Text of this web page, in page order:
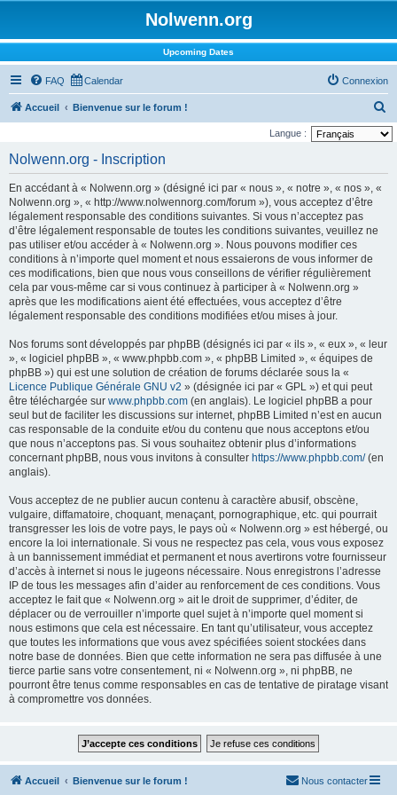
Nolwenn.org
Upcoming Dates
FAQ Calendar Connexion
Accueil Bienvenue sur le forum !
e
Langue :
Nolwenn.org - Inscription
En accédant à « Nolwenn.org » (désigné ici par « nous », « notre », « nos », «
Nolwenn.org », « http://www.nolwennorg.com/forum »), vous acceptez d’être
légalement responsable des conditions suivantes. Si vous n’acceptez pas
d’être légalement responsable de toutes les conditions suivantes, veuillez ne
pas utiliser et/ou accéder à « Nolwenn.org ». Nous pouvons modifier ces
conditions à n’importe quel moment et nous essaierons de vous informer de
ces modifications, bien que nous vous conseillons de vérifier régulièrement
cela par vous-même car si vous continuez à participer à « Nolwenn.org »
après que les modifications aient été effectuées, vous acceptez d’être
légalement responsable des conditions modifiées et/ou mises à jour.
Nos forums sont développés par phpBB (désignés ici par « ils », « eux », « leur
», « logiciel phpBB », « www.phpbb.com », « phpBB Limited », « équipes de
phpBB ») qui est une solution de création de forums déclarée sous la «
Licence Publique Générale GNU v2 » (désignée ici par « GPL ») et qui peut
être téléchargée sur www.phpbb.com (en anglais). Le logiciel phpBB a pour
seul but de faciliter les discussions sur internet, phpBB Limited n’est en aucun
cas responsable de la conduite et/ou du contenu que nous acceptons et/ou
que nous n’acceptons pas. Si vous souhaitez obtenir plus d’informations
concernant phpBB, nous vous invitons à consulter https://www.phpbb.com/(en
anglais).
Vous acceptez de ne publier aucun contenu à caractère abusif, obscène,
vulgaire, diffamatoire, choquant, menaçant, pornographique, etc. qui pourrait
transgresser les lois de votre pays, le pays où « Nolwenn.org » est hébergé, ou
encore la loi internationale. Si vous ne respectez pas cela, vous vous exposez
à un bannissement immédiat et permanent et nous avertirons votre fournisseur
d’accès à internet si nous le jugeons nécessaire. Nous enregistrons l’adresse
IP de tous les messages afin d’aider au renforcement de ces conditions. Vous
acceptez le fait que « Nolwenn.org » ait le droit de supprimer, d’éditer, de
déplacer ou de verrouiller n’importe quel sujet à n’importe quel moment si
nous estimons que cela est nécessaire. En tant qu’utilisateur, vous acceptez
que toutes les informations que vous avez spécifiées soient stockées dans
notre base de données. Bien que cette information ne sera pas diffusée à une
tierce partie sans votre consentement, ni « Nolwenn.org », ni phpBB, ne
pourront être tenus comme responsables en cas de tentative de piratage visant
à compromettre vos données.
Accueil Bienvenue sur le forum ! Nous contacter